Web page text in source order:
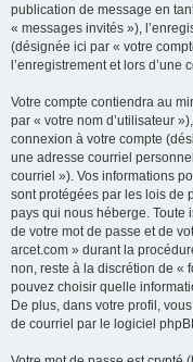
publication de message en
« messages invités »),
(désignée ici par « votre
l’enregistrement et lors
Votre compte contiendra au
par « votre nom d’utilisateur
connexion à votre compte
une adresse courriel
courriel »). Vos informations
sont protégées par les lois de
pays qui nous héberge. Toute
de votre mot de passe et de
arcet.com » durant la
non, reste à la discrétion de «
pouvez choisir quelle
De plus, dans votre profil,
de courriel par le logiciel